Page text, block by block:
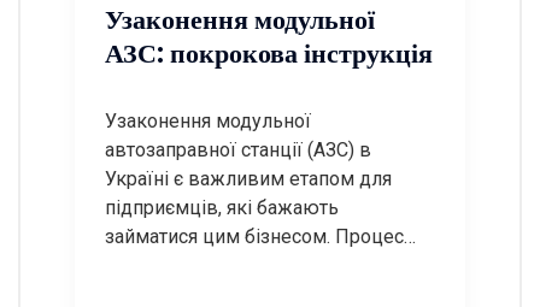
Узаконення модульної
АЗС: покрокова інструкція
Узаконення модульної
автозаправної станції (АЗС) в
Україні є важливим етапом для
підприємців, які бажають
займатися цим бізнесом. Процес